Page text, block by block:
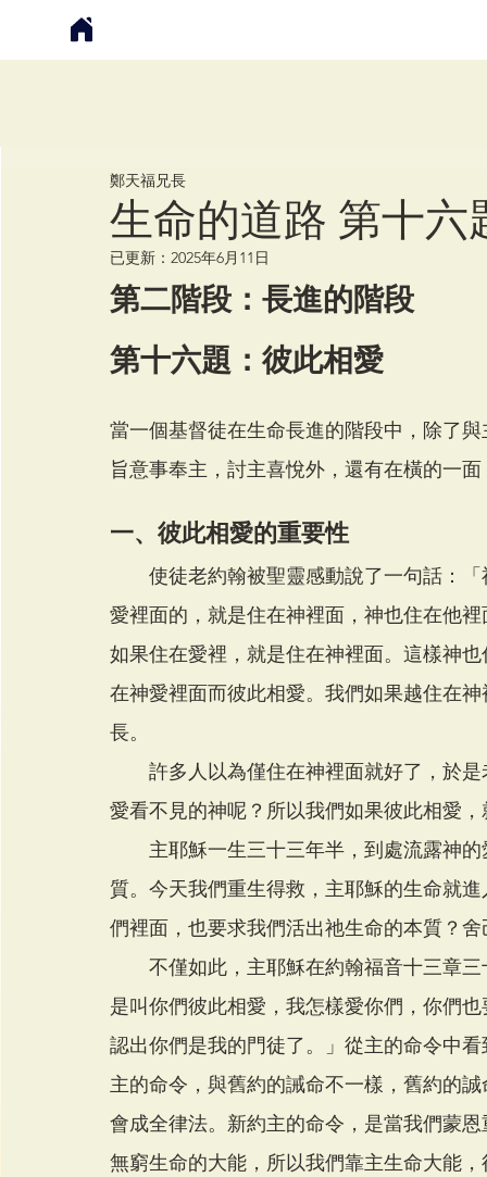
生命的道路 第十六
鄭天福兄長
已更新： 2025年6月11日
第二階段：長進的階段
第十六題：彼此相愛
當一個基督徒在生命長進的階段中，除了
旨意事奉主，討主喜悅外，還有在橫的一
一、彼此相愛的重要性
使徒老約翰被聖靈感動說了一句話：「
愛裡面的，就是住在神裡面，神也住在他
如果住在愛裡，就是住在神裡面。這樣神
在神愛裡面而彼此相愛。我們如果越住在
長。
許多人以為僅住在神裡面就好了，於是
愛看不見的神呢？所以我們如果彼此相愛
主耶穌一生三十三年半，到處流露神的
質。今天我們重生得救，主耶穌的生命就
們裡面，也要求我們活出祂生命的本質？
不僅如此，主耶穌在約翰福音十三章三
是叫你們彼此相愛，我怎樣愛你們，你們
認出你們是我的門徒了。」從主的命令中
主的命令，與舊約的誡命不一樣，舊約的
會成全律法。新約主的命令，是當我們蒙
無窮生命的大能，所以我們靠主生命大能